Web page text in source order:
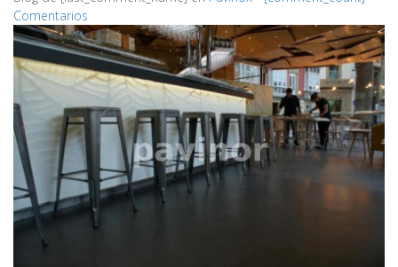
Comentarios